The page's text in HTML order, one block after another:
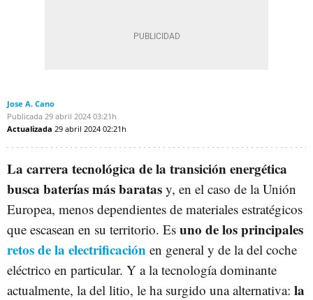
Jose A. Cano
Publicada 29 abril 2024 03:21h
Actualizada 29 abril 2024 02:21h
La carrera tecnológica de la transición energética
busca baterías más baratas y, en el caso de la Unión
Europea, menos dependientes de materiales estratégicos
que escasean en su territorio. Es uno de los principales
retos de la electrificación en general y de la del coche
eléctrico en particular. Y a la tecnología dominante
actualmente, la del litio, le ha surgido una alternativa: la